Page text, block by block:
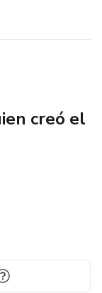
creó el